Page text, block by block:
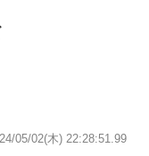
05/02(木) 22:28:51.99